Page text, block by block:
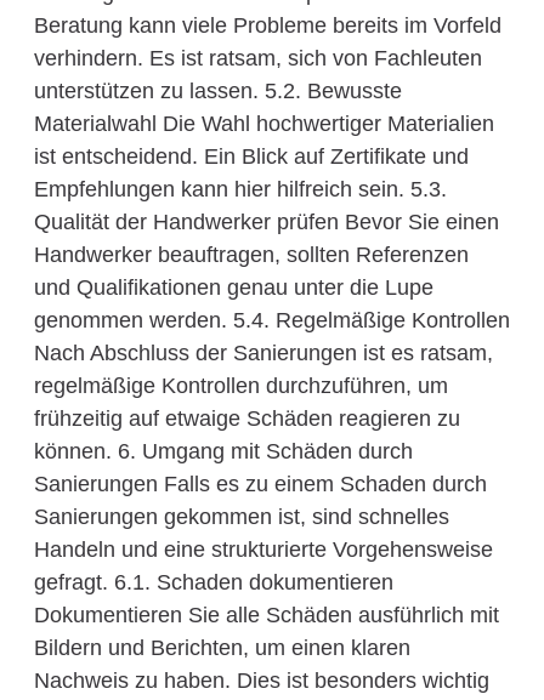
Beratung kann viele Probleme bereits im Vorfeld
verhindern. Es ist ratsam, sich von Fachleuten
unterstützen zu lassen. 5.2. Bewusste
Materialwahl Die Wahl hochwertiger Materialien
ist entscheidend. Ein Blick auf Zertifikate und
Empfehlungen kann hier hilfreich sein. 5.3.
Qualität der Handwerker prüfen Bevor Sie einen
Handwerker beauftragen, sollten Referenzen
und Qualifikationen genau unter die Lupe
genommen werden. 5.4. Regelmäßige Kontrollen
Nach Abschluss der Sanierungen ist es ratsam,
regelmäßige Kontrollen durchzuführen, um
frühzeitig auf etwaige Schäden reagieren zu
können. 6. Umgang mit Schäden durch
Sanierungen Falls es zu einem Schaden durch
Sanierungen gekommen ist, sind schnelles
Handeln und eine strukturierte Vorgehensweise
gefragt. 6.1. Schaden dokumentieren
Dokumentieren Sie alle Schäden ausführlich mit
Bildern und Berichten, um einen klaren
Nachweis zu haben. Dies ist besonders wichtig